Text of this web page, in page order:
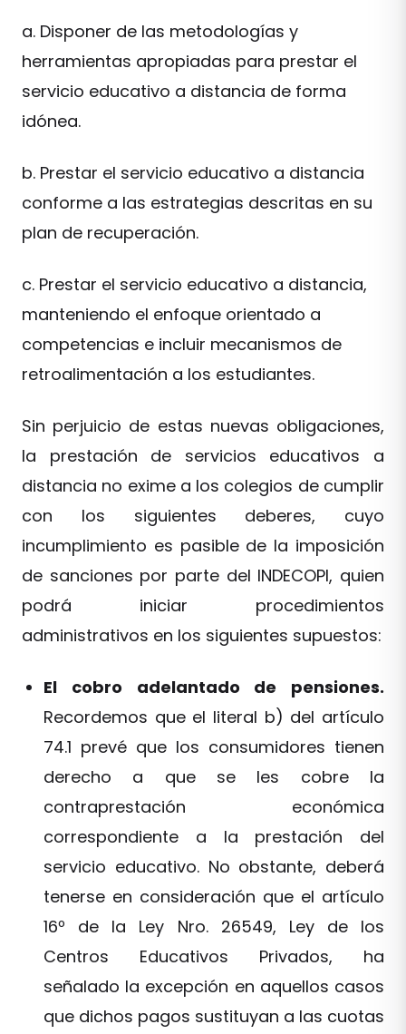
a. Disponer de las metodologías y
herramientas apropiadas para prestar el
servicio educativo a distancia de forma
idónea.
b. Prestar el servicio educativo a distancia
conforme a las estrategias descritas en su
plan de recuperación.
c. Prestar el servicio educativo a distancia,
manteniendo el enfoque orientado a
competencias e incluir mecanismos de
retroalimentación a los estudiantes.
Sin perjuicio de estas nuevas obligaciones,
la prestación de servicios educativos a
distancia no exime a los colegios de cumplir
con los siguientes deberes, cuyo
incumplimiento es pasible de la imposición
de sanciones por parte del INDECOPI, quien
podrá iniciar procedimientos
administrativos en los siguientes supuestos:
El cobro adelantado de pensiones.
Recordemos que el literal b) del artículo
74.1 prevé que los consumidores tienen
derecho a que se les cobre la
contraprestación económica
correspondiente a la prestación del
servicio educativo. No obstante, deberá
tenerse en consideración que el artículo
16º de la Ley Nro. 26549, Ley de los
Centros Educativos Privados, ha
señalado la excepción en aquellos casos
que dichos pagos sustituyan a las cuotas